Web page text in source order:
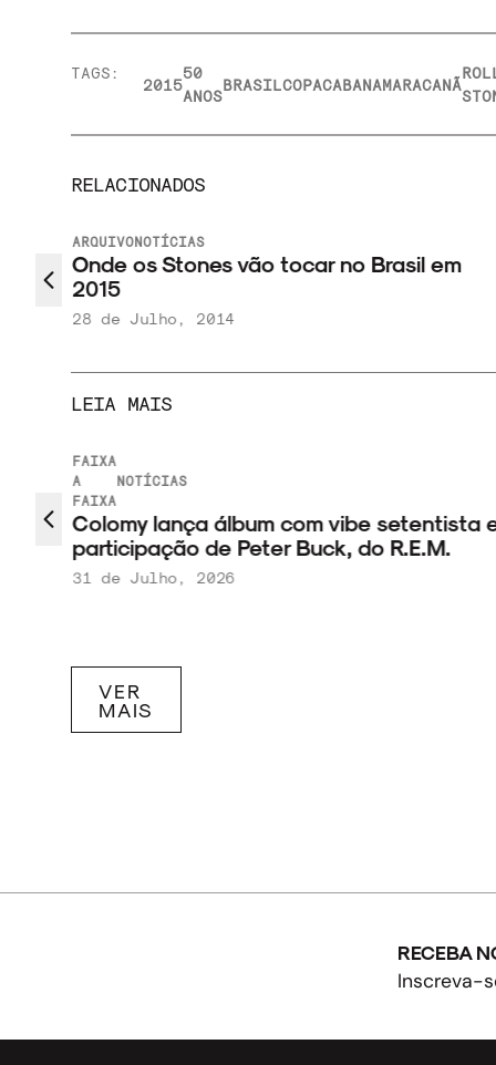
TAGS:
2015
50
ANOS
BRASILCOPACABANAMARACANÃ
RELACIONADOS
ARQUIVONOTÍCIAS
Onde os Stones vão tocar no Brasil em
2015
28 de Julho, 2014
LEIA MAIS
FAIXA
A
FAIXA
NOTÍCIAS
Colomy lança álbum com vibe setentista
participação de Peter Buck, do R.E.M.
31 de Julho, 2026
VER
MAIS
RECEBA
Inscreva-